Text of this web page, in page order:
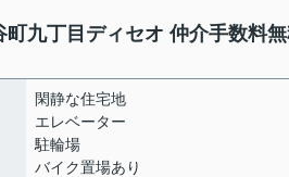
町九丁目ディセオ 仲介手数料
閑静な住宅地
エレベーター
駐輪場
バイク置場あり